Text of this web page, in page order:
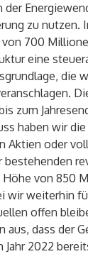
der
zu nutzen.
700
eine
die
zum
haben wir
Aktien oder
bestehenden
von 850
wir weiterhin
offen
aus, dass der
Jahr 2022